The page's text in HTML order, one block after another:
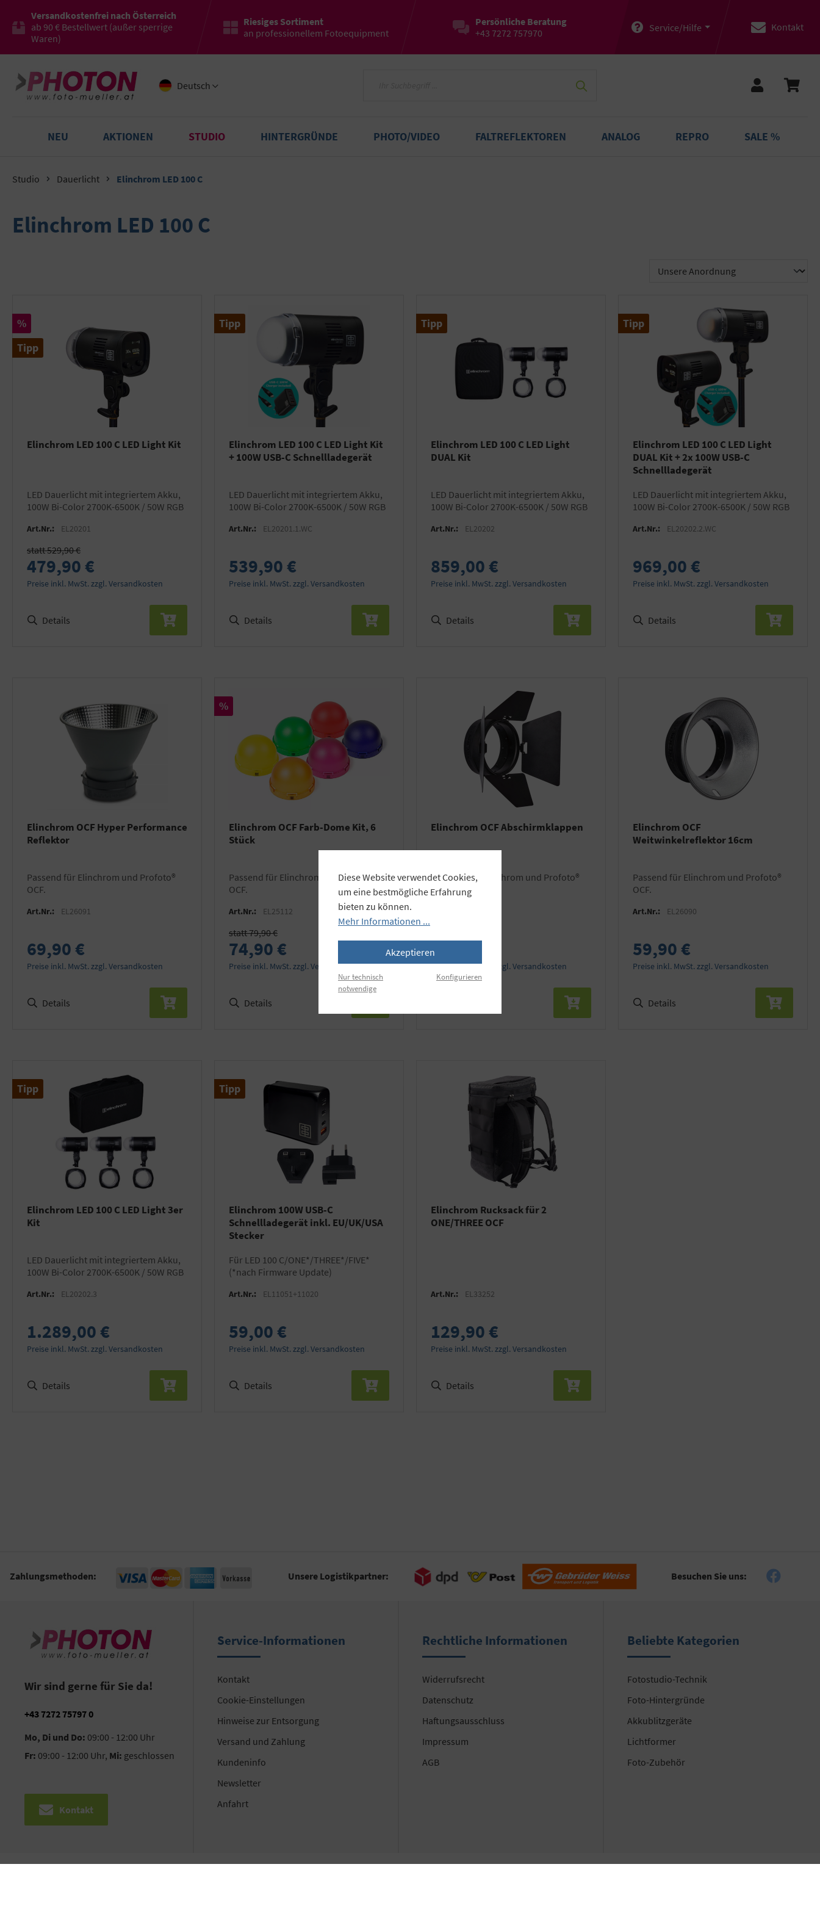
Versandkostenfrei nach Österreich
ab 90 € Bestellwert (außer sperrige
Waren)
Riesiges Sortiment
an professionellem Fotoequipment
Persönliche Beratung
+43 7272 757970
Service/Hilfe Kontakt
Deutsch
NEU AKTIONEN STUDIO HINTERGRÜNDE PHOTO/VIDEO FALTREFLEKTOREN ANALOG REPRO SALE %
Studio Dauerlicht Elinchrom LED 100 C
Elinchrom LED 100 C
Rabatt
%
Tipp
Elinchrom LED 100 C LED Light Kit
LED Dauerlicht mit integriertem Akku,
100W Bi-Color 2700K-6500K / 50W RGB
Art.Nr.: EL20201
statt 529,90 €
479,90 €
Preise inkl. MwSt. zzgl. Versandkosten
Details
Tipp
Elinchrom LED 100 C LED Light Kit
+ 100W USB-C Schnellladegerät
LED Dauerlicht mit integriertem Akku,
100W Bi-Color 2700K-6500K / 50W RGB
Art.Nr.: EL20201.1.WC
539,90 €
Preise inkl. MwSt. zzgl. Versandkosten
Details
Tipp
Elinchrom LED 100 C LED Light
DUAL Kit
LED Dauerlicht mit integriertem Akku,
100W Bi-Color 2700K-6500K / 50W RGB
Art.Nr.: EL20202
859,00 €
Preise inkl. MwSt. zzgl. Versandkosten
Details
Tipp
Elinchrom LED 100 C LED Light
DUAL Kit + 2x 100W USB-C
Schnellladegerät
LED Dauerlicht mit integriertem Akku,
100W Bi-Color 2700K-6500K / 50W RGB
Art.Nr.: EL20202.2.WC
969,00 €
Preise inkl. MwSt. zzgl. Versandkosten
Details
Elinchrom OCF Hyper Performance
Reflektor
Passend für Elinchrom und Profoto®
OCF.
Art.Nr.: EL26091
69,90 €
Preise inkl. MwSt. zzgl. Versandkosten
Details
Rabatt
%
Elinchrom OCF Farb-Dome Kit, 6
Stück
Passend für Elinchrom und Profoto®
OCF.
Art.Nr.: EL25112
statt 79,90 €
74,90 €
Preise inkl. MwSt. zzgl. Versandkosten
Details
Elinchrom OCF Abschirmklappen
Passend für Elinchrom und Profoto®
OCF.
75,90 €
Preise inkl. MwSt. zzgl. Versandkosten
Elinchrom OCF
Weitwinkelreflektor 16cm
Passend für Elinchrom und Profoto®
OCF.
Art.Nr.: EL26090
59,90 €
Preise inkl. MwSt. zzgl. Versandkosten
Details
Tipp
Elinchrom LED 100 C LED Light 3er
Kit
LED Dauerlicht mit integriertem Akku,
100W Bi-Color 2700K-6500K / 50W RGB
Art.Nr.: EL20202.3
1.289,00 €
Preise inkl. MwSt. zzgl. Versandkosten
Details
Tipp
Elinchrom 100W USB-C
Schnellladegerät inkl. EU/UK/USA
Stecker
für LED 100 C/ONE*/THREE*/FIVE*
(*nach Firmware Update)
Art.Nr.: EL11051+11020
59,00 €
Preise inkl. MwSt. zzgl. Versandkosten
Details
Elinchrom Rucksack für 2
ONE/THREE OCF
Art.Nr.: EL33252
129,90 €
Preise inkl. MwSt. zzgl. Versandkosten
Details
Zahlungsmethoden: Unsere Logistikpartner: Besuchen Sie uns:
Wir sind gerne für Sie da!
+43 7272 75797 0
Mo, Di und Do: 09:00 - 12:00 Uhr
Fr: 09:00 - 12:00 Uhr, Mi: geschlossen
Kontakt
Service-Informationen
Kontakt
Cookie-Einstellungen
Hinweise zur Entsorgung
Versand und Zahlung
Kundeninfo
Newsletter
Anfahrt
Rechtliche Informationen
Widerrufsrecht
Datenschutz
Haftungsausschluss
Impressum
AGB
Beliebte Kategorien
Fotostudio-Technik
Foto-Hintergründe
Akkublitzgeräte
Lichtformer
Foto-Zubehör
Diese Website verwendet Cookies,
um eine bestmögliche Erfahrung
bieten zu können.
Mehr Informationen ...
Akzeptieren
Nur technisch
notwendige
Konfigurieren